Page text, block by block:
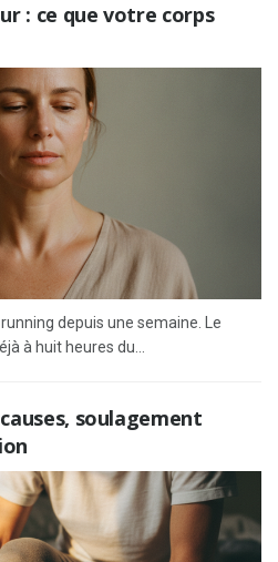
: ce que votre corps
depuis une semaine. Le
à huit heures du...
soulagement